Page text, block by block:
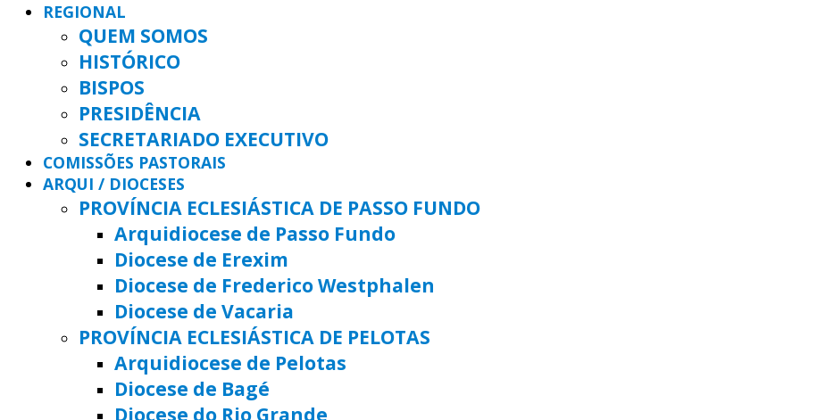
REGIONAL
QUEM SOMOS
HISTÓRICO
BISPOS
PRESIDÊNCIA
SECRETARIADO EXECUTIVO
COMISSÕES PASTORAIS
ARQUI / DIOCESES
PROVÍNCIA ECLESIÁSTICA DE PASSO FUNDO
Arquidiocese de Passo Fundo
Diocese de Erexim
Diocese de Frederico Westphalen
Diocese de Vacaria
PROVÍNCIA ECLESIÁSTICA DE PELOTAS
Arquidiocese de Pelotas
Diocese de Bagé
Diocese do Rio Grande